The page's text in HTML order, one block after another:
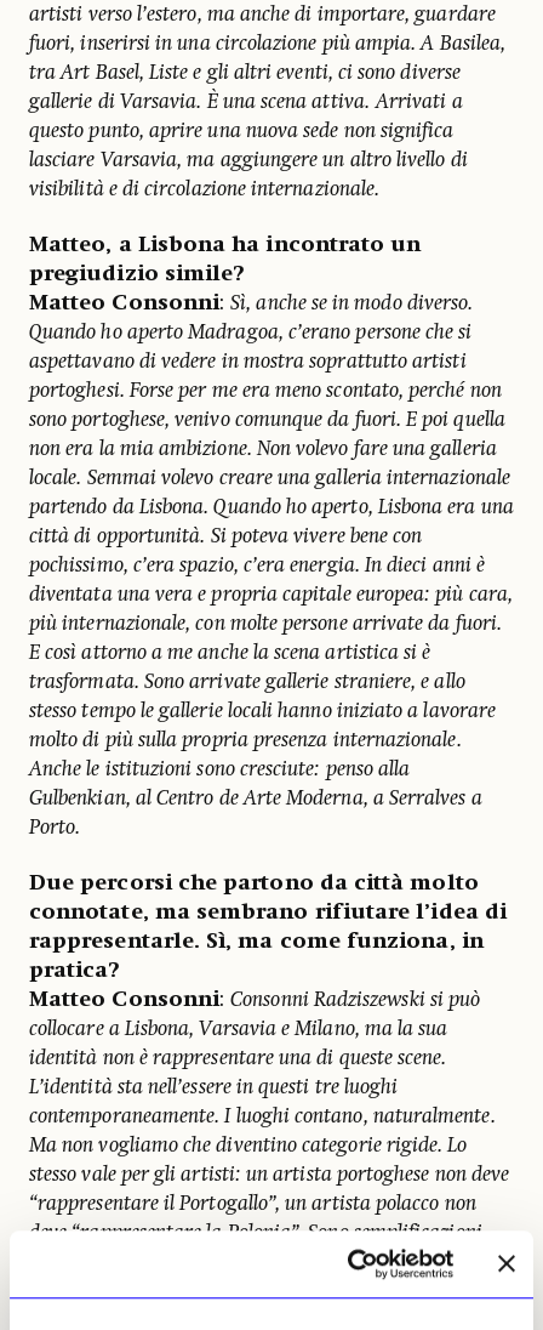
artisti verso l’estero, ma anche di importare, guardare
fuori, inserirsi in una circolazione più ampia. A Basilea,
tra Art Basel, Liste e gli altri eventi, ci sono diverse
gallerie di Varsavia. È una scena attiva. Arrivati a
questo punto, aprire una nuova sede non significa
lasciare Varsavia, ma aggiungere un altro livello di
visibilità e di circolazione internazionale.
Matteo, a Lisbona ha incontrato un
pregiudizio simile?
Matteo Consonni:Sì, anche se in modo diverso.
Quando ho aperto Madragoa, c’erano persone che si
aspettavano di vedere in mostra soprattutto artisti
portoghesi. Forse per me era meno scontato, perché non
sono portoghese, venivo comunque da fuori. E poi quella
non era la mia ambizione. Non volevo fare una galleria
locale. Semmai volevo creare una galleria internazionale
partendo da Lisbona. Quando ho aperto, Lisbona era una
città di opportunità. Si poteva vivere bene con
pochissimo, c’era spazio, c’era energia. In dieci anni è
diventata una vera e propria capitale europea: più cara,
più internazionale, con molte persone arrivate da fuori.
E così attorno a me anche la scena artistica si è
trasformata. Sono arrivate gallerie straniere, e allo
stesso tempo le gallerie locali hanno iniziato a lavorare
molto di più sulla propria presenza internazionale.
Anche le istituzioni sono cresciute: penso alla
Gulbenkian, al Centro de Arte Moderna, a Serralves a
Porto.
Due percorsi che partono da città molto
connotate, ma sembrano rifiutare l’idea di
rappresentarle. Sì, ma come funziona, in
pratica?
Matteo Consonni:Consonni Radziszewski si può
collocare a Lisbona, Varsavia e Milano, ma la sua
identità non è rappresentare una di queste scene.
L’identità sta nell’essere in questi tre luoghi
contemporaneamente. I luoghi contano, naturalmente.
Ma non vogliamo che diventino categorie rigide. Lo
stesso vale per gli artisti: un artista portoghese non deve
“rappresentare il Portogallo”, un artista polacco non
deve “rappresentare la Polonia”. Sono semplificazioni
che il sistema usa spesso, anche per comodità.